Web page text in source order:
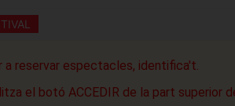
a reservar espectacles, identifica't.
el botó ACCEDIR de la part superior